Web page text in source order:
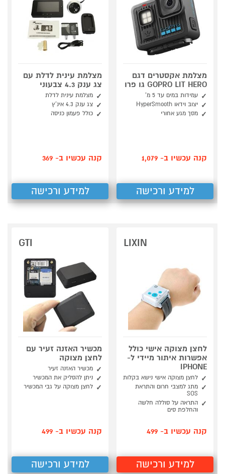
מצלמת אקסטרים דגם
GOPRO LIT HERO גו פרו
עמידות במים עד 5 מ'
יצוב וידאו HyperSmooth
מסך מגע אחורי
קנה עכשיו ב- 1,079
למידע ורכישה
מצלמת עינית לדלת עם
צג ענק 4.3 צבעוני
מצלמת עינית לדלת
צג ענק 4.3 אינ'ץ
כולל פעמון כניסה
קנה עכשיו ב- 369
למידע ורכישה
LIXIN
לחצן מצוקה אישי כולל
אפשרות איתור מיידי ל-
IPHONE
לחצן מצוקה אישי נישא בקלות
מתג למצבי חרום והתראת
SOS
התראה על סוללה חלשה
והחלפת סים
קנה עכשיו ב- 499
למידע ורכישה
GTI
מכשיר האזנה זעיר עם
לחצן מצוקה
מכשיר האזנה זעיר
ניתן להסליק את המכשיר
לחצן מצוקה על גבי המכשיר
קנה עכשיו ב- 499
למידע ורכישה